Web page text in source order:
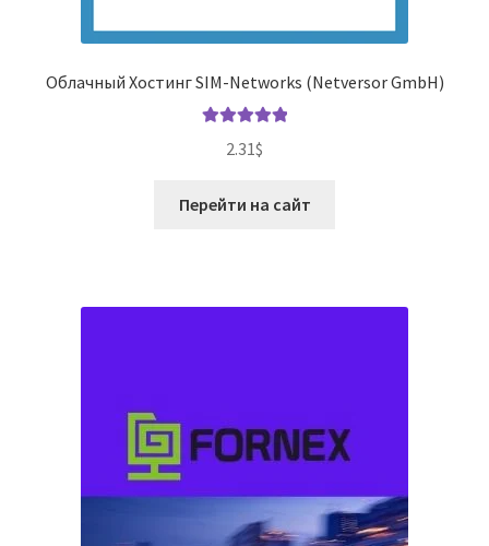
Облачный Хостинг SIM-Networks (Netversor GmbH)
из 5
2.31$
Перейти на сайт